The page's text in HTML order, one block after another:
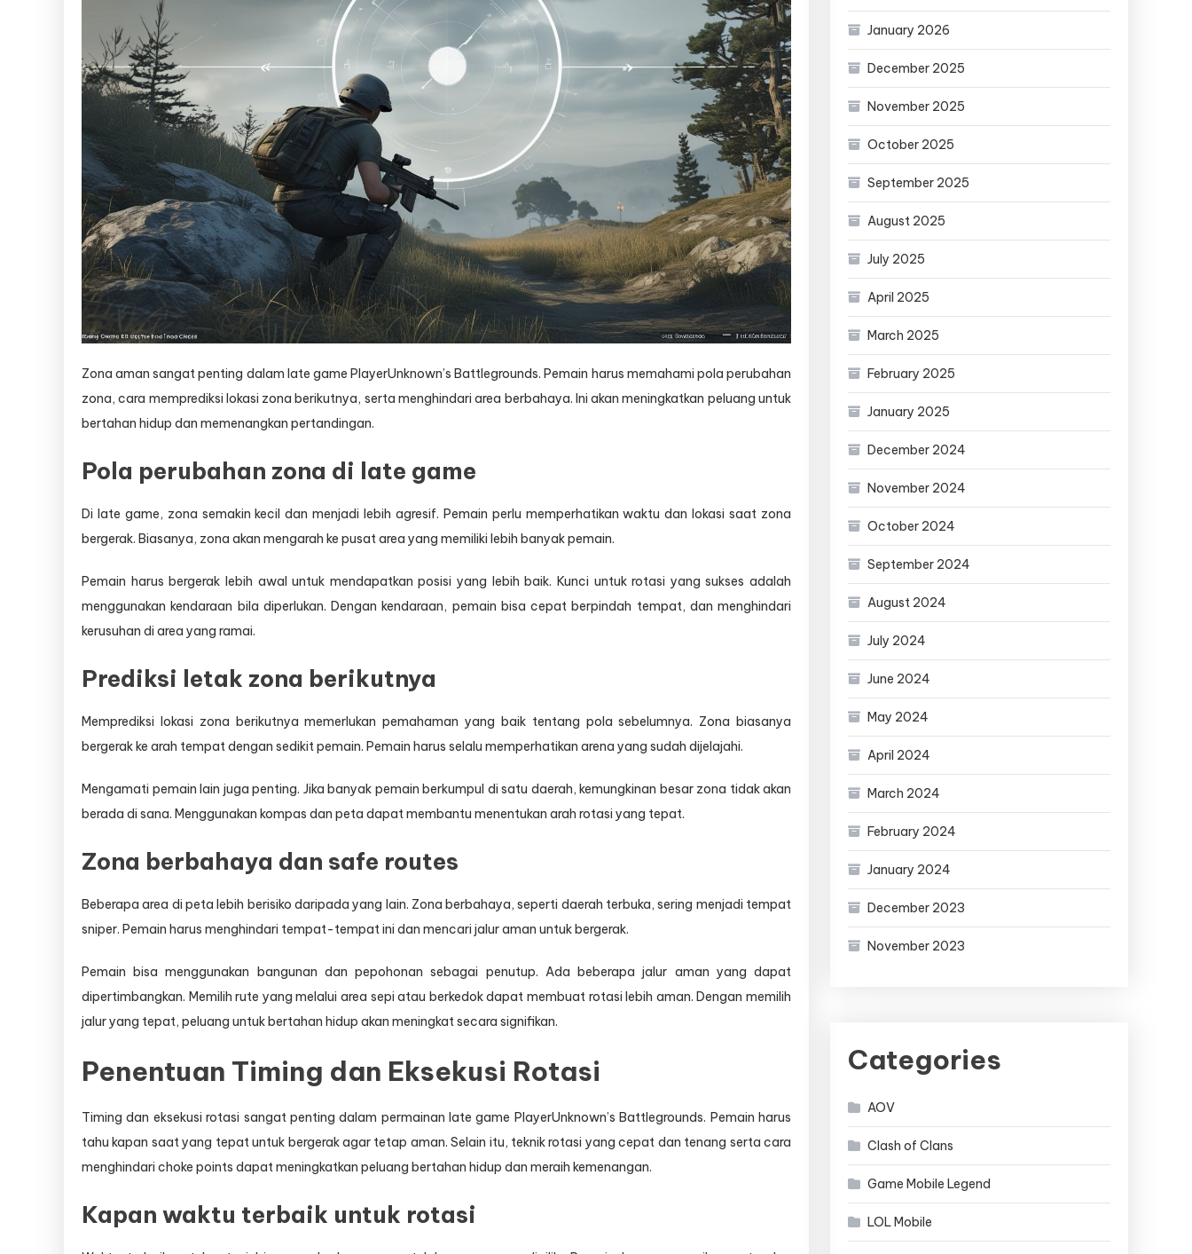
Zona aman sangat penting dalam late game PlayerUnknown’s Battlegrounds. Pemain harus memahami pola perubahan
zona, cara memprediksi lokasi zona berikutnya, serta menghindari area berbahaya. Ini akan meningkatkan peluang untuk
bertahan hidup dan memenangkan pertandingan.
Pola perubahan zona di late game
Di late game, zona semakin kecil dan menjadi lebih agresif. Pemain perlu memperhatikan waktu dan lokasi saat zona
bergerak. Biasanya, zona akan mengarah ke pusat area yang memiliki lebih banyak pemain.
Pemain harus bergerak lebih awal untuk mendapatkan posisi yang lebih baik. Kunci untuk rotasi yang sukses adalah
menggunakan kendaraan bila diperlukan. Dengan kendaraan, pemain bisa cepat berpindah tempat, dan menghindari
kerusuhan di area yang ramai.
Prediksi letak zona berikutnya
Memprediksi lokasi zona berikutnya memerlukan pemahaman yang baik tentang pola sebelumnya. Zona biasanya
bergerak ke arah tempat dengan sedikit pemain. Pemain harus selalu memperhatikan arena yang sudah dijelajahi.
Mengamati pemain lain juga penting. Jika banyak pemain berkumpul di satu daerah, kemungkinan besar zona tidak akan
berada di sana. Menggunakan kompas dan peta dapat membantu menentukan arah rotasi yang tepat.
Zona berbahaya dan safe routes
Beberapa area di peta lebih berisiko daripada yang lain. Zona berbahaya, seperti daerah terbuka, sering menjadi tempat
sniper. Pemain harus menghindari tempat-tempat ini dan mencari jalur aman untuk bergerak.
Pemain bisa menggunakan bangunan dan pepohonan sebagai penutup. Ada beberapa jalur aman yang dapat
dipertimbangkan. Memilih rute yang melalui area sepi atau berkedok dapat membuat rotasi lebih aman. Dengan memilih
jalur yang tepat, peluang untuk bertahan hidup akan meningkat secara signifikan.
Penentuan Timing dan Eksekusi Rotasi
Timing dan eksekusi rotasi sangat penting dalam permainan late game PlayerUnknown’s Battlegrounds. Pemain harus
tahu kapan saat yang tepat untuk bergerak agar tetap aman. Selain itu, teknik rotasi yang cepat dan tenang serta cara
menghindari choke points dapat meningkatkan peluang bertahan hidup dan meraih kemenangan.
Kapan waktu terbaik untuk rotasi
January 2026
December 2025
November 2025
October 2025
September 2025
August 2025
July 2025
April 2025
March 2025
February 2025
January 2025
December 2024
November 2024
October 2024
September 2024
August 2024
July 2024
June 2024
May 2024
April 2024
March 2024
February 2024
January 2024
December 2023
November 2023
Categories
AOV
Clash of Clans
Game Mobile Legend
LOL Mobile